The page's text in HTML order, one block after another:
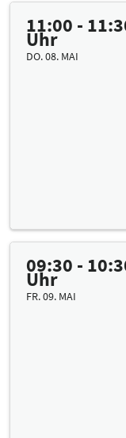
11:00 -
Uhr
DO. 08. MAI
09:30 -
Uhr
FR. 09. MAI